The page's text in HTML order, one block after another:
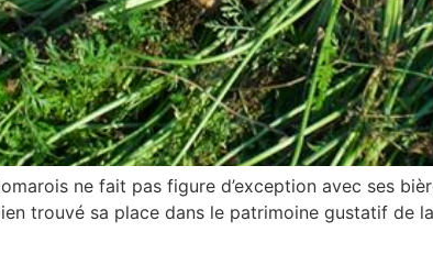
ne fait pas figure d’exception avec ses
trouvé sa place dans le patrimoine gustatif de